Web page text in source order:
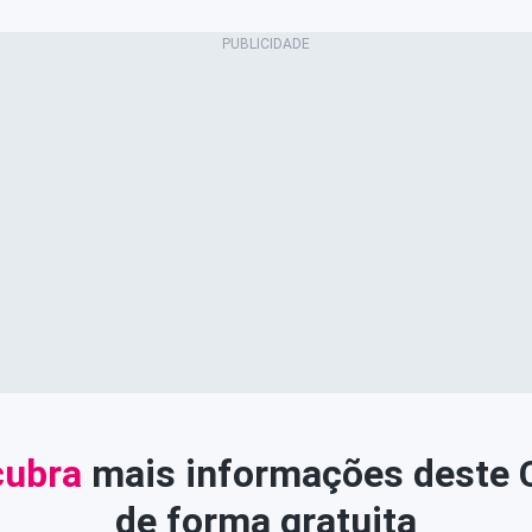
mais informações deste
de forma gratuita